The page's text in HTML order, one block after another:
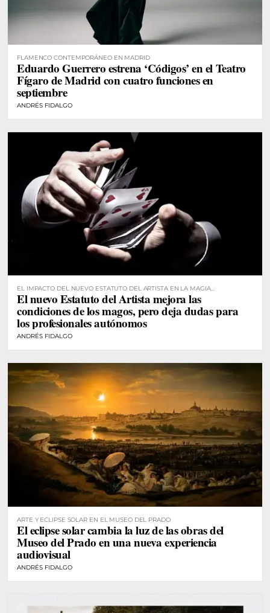
FLAMENCO CONTEMPORÁNEO EN MADRID
Eduardo Guerrero estrena ‘Códigos’ en el Teatro
Fígaro de Madrid con cuatro funciones en
septiembre
ANDRÉS FIDALGO
EL IMPACTO DEL NUEVO ESTATUTO DEL ARTISTA EN LA MAGIA
PROFESIONAL
El nuevo Estatuto del Artista mejora las
condiciones de los magos, pero deja dudas para
los profesionales autónomos
ANDRÉS FIDALGO
ARTE Y ECLIPSE SOLAR EN EL MUSEO DEL PRADO
El eclipse solar cambia la luz de las obras del
Museo del Prado en una nueva experiencia
audiovisual
ANDRÉS FIDALGO